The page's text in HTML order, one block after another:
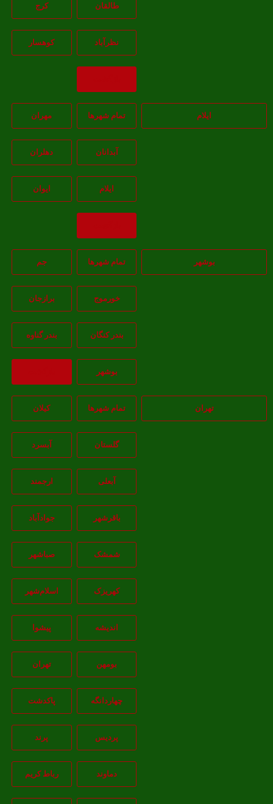
طالقان کرج
نظرآباد کوهسار
تمام شهر‌ها مهران
آبدانان دهلران
ايوان
بوشهر تمام شهر‌ها
خورموج برازجان
بندر کنگان بندر گناوه
بوشهر
تهران تمام شهر‌ها کیلان
گلستان آبسرد
آبعلی ارجمند
باقرشهر جوادآباد
شمشک صباشهر
کهریزک اسلام‌شهر
اندیشه پيشوا
بومهن تهران
چهاردانگه پاکدشت
پردیس
دماوند رباط کریم